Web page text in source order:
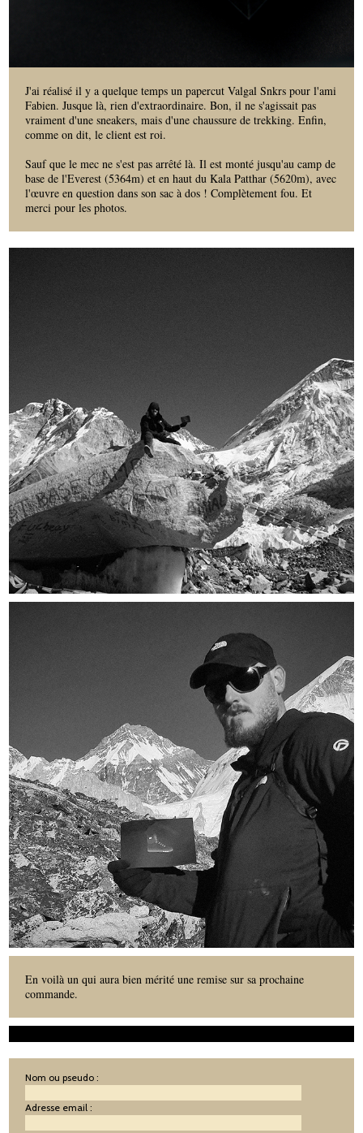
J'ai réalisé il y a quelque temps un papercut Valgal Snkrs pour l'ami
Fabien. Jusque là, rien d'extraordinaire. Bon, il ne s'agissait pas
vraiment d'une sneakers, mais d'une chaussure de trekking. Enfin,
comme on dit, le client est roi.
Sauf que le mec ne s'est pas arrêté là. Il est monté jusqu'au camp de
base de l'Everest (5364m) et en haut du Kala Patthar (5620m), avec
l'œuvre en question dans son sac à dos ! Complètement fou. Et
merci pour les photos.
En voilà un qui aura bien mérité une remise sur sa prochaine
commande.
Nom ou pseudo :
Adresse email :